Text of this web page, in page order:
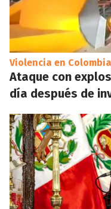
Violencia en Colombia
Ataque con
día después de